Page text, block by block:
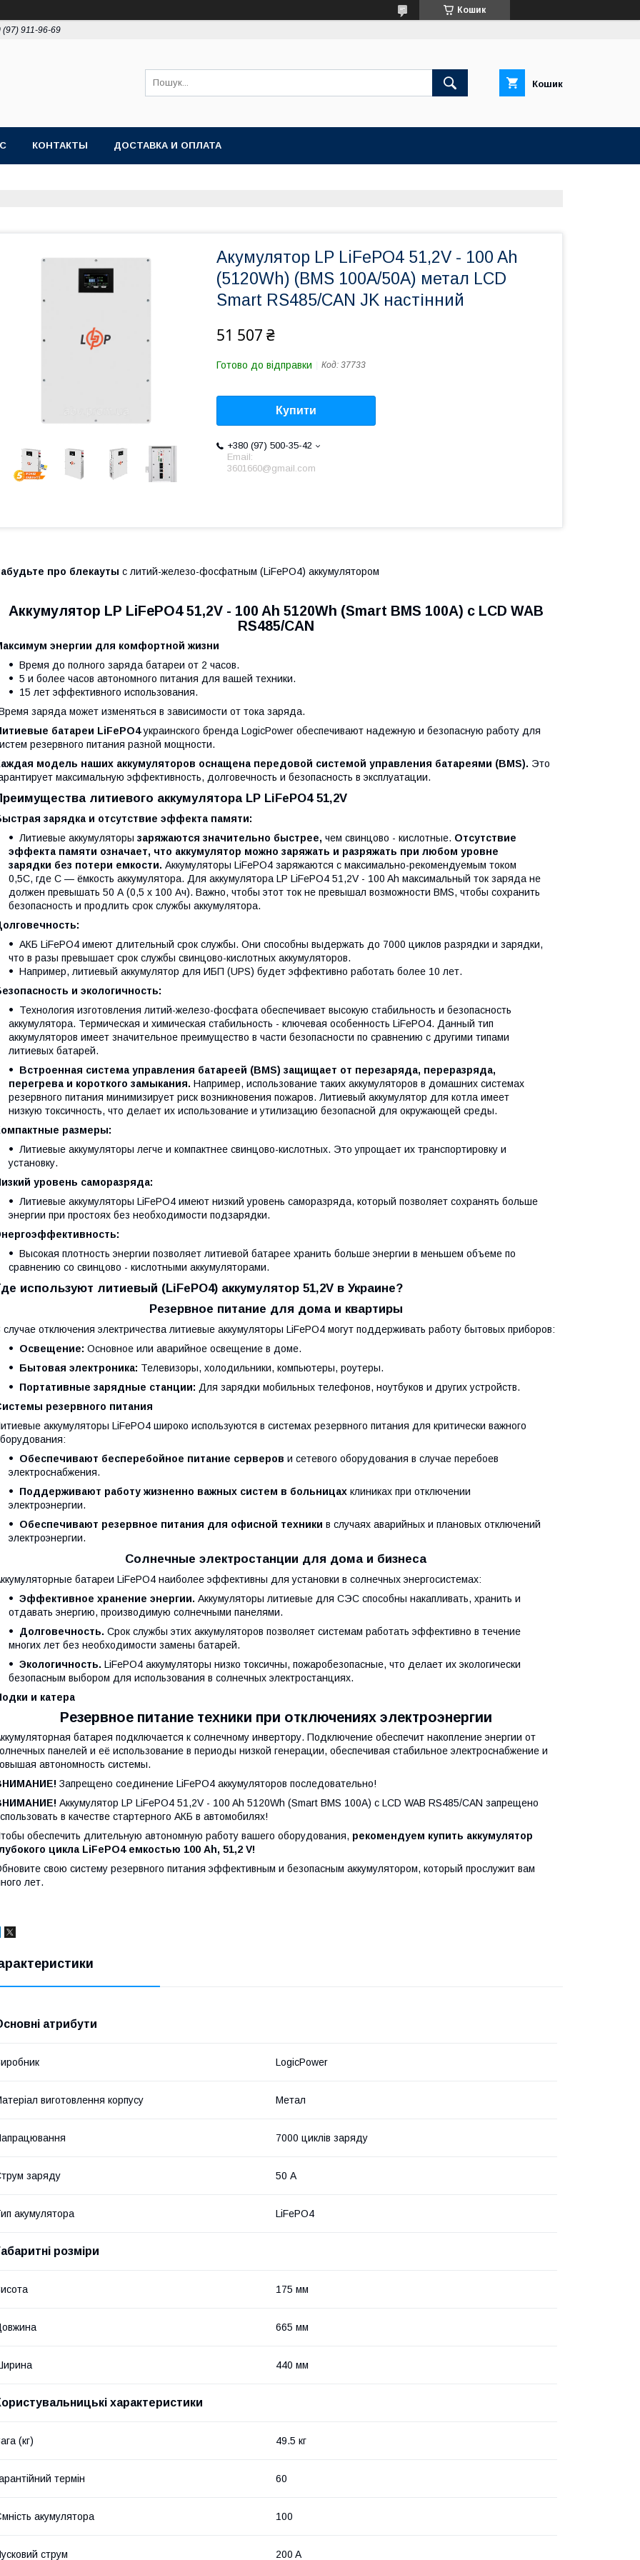
Кошик
(97) 911-96-69
Кошик
КОНТАКТЫ ДОСТАВКА И ОПЛАТА
Акумулятор LP LiFePO4 51,2V - 100 Ah
(5120Wh) (BMS 100A/50А) метал LCD
Smart RS485/CAN JK настінний
51 507 ₴
Готово до відправки Код: 37733
Купити
+380 (97) 500-35-42
Email:
3601660@gmail.com
про блекауты с литий-железо-фосфатным (LiFePO4) аккумулятором
Аккумулятор LP LiFePO4 51,2V - 100 Ah 5120Wh (Smart BMS 100A) с LCD WAB
RS485/CAN
энергии для комфортной жизни
Время до полного заряда батареи от 2 часов.
5 и более часов автономного питания для вашей техники.
15 лет эффективного использования.
заряда может изменяться в зависимости от тока заряда.
батареи LiFePO4украинского бренда LogicPower обеспечивают надежную и безопасную работу для
резервного питания разной мощности.
модель наших аккумуляторов оснащена передовой системой управления батареями (BMS). Это
максимальную эффективность, долговечность и безопасность в эксплуатации.
литиевого аккумулятора LP LiFePO4 51,2V
зарядка и отсутствие эффекта памяти:
Литиевые аккумуляторы заряжаются значительно быстрее, чем свинцово - кислотные. Отсутствие
эффекта памяти означает, что аккумулятор можно заряжать и разряжать при любом уровне
зарядки без потери емкости. Аккумуляторы LiFePO4 заряжаются с максимально-рекомендуемым током
0,5С, где С — ёмкость аккумулятора. Для аккумулятора LP LiFePO4 51,2V - 100 Ah максимальный ток заряда не
должен превышать 50 А (0,5 x 100 Ач). Важно, чтобы этот ток не превышал возможности BMS, чтобы сохранить
безопасность и продлить срок службы аккумулятора.
АКБ LiFePO4 имеют длительный срок службы. Они способны выдержать до 7000 циклов разрядки и зарядки,
что в разы превышает срок службы свинцово-кислотных аккумуляторов.
Например, литиевый аккумулятор для ИБП (UPS) будет эффективно работать более 10 лет.
и экологичность:
Технология изготовления литий-железо-фосфата обеспечивает высокую стабильность и безопасность
аккумулятора. Термическая и химическая стабильность - ключевая особенность LiFePO4. Данный тип
аккумуляторов имеет значительное преимущество в части безопасности по сравнению с другими типами
литиевых батарей.
Встроенная система управления батареей (BMS) защищает от перезаряда, переразряда,
перегрева и короткого замыкания. Например, использование таких аккумуляторов в домашних системах
резервного питания минимизирует риск возникновения пожаров. Литиевый аккумулятор для котла имеет
низкую токсичность, что делает их использование и утилизацию безопасной для окружающей среды.
размеры:
Литиевые аккумуляторы легче и компактнее свинцово-кислотных. Это упрощает их транспортировку и
установку.
уровень саморазряда:
Литиевые аккумуляторы LiFePO4 имеют низкий уровень саморазряда, который позволяет сохранять больше
энергии при простоях без необходимости подзарядки.
Высокая плотность энергии позволяет литиевой батарее хранить больше энергии в меньшем объеме по
сравнению со свинцово - кислотными аккумуляторами.
используют литиевый (LiFePO4) аккумулятор 51,2V в Украине?
Резервное питание для дома и квартиры
случае отключения электричества литиевые аккумуляторы LiFePO4 могут поддерживать работу бытовых приборов:
Освещение: Основное или аварийное освещение в доме.
Бытовая электроника: Телевизоры, холодильники, компьютеры, роутеры.
Портативные зарядные станции: Для зарядки мобильных телефонов, ноутбуков и других устройств.
резервного питания
аккумуляторы LiFePO4 широко используются в системах резервного питания для критически важного
Обеспечивают бесперебойное питание серверов и сетевого оборудования в случае перебоев
электроснабжения.
Поддерживают работу жизненно важных систем в больницах клиниках при отключении
электроэнергии.
Обеспечивают резервное питания для офисной техники в случаях аварийных и плановых отключений
электроэнергии.
Солнечные электростанции для дома и бизнеса
батареи LiFePO4 наиболее эффективны для установки в солнечных энергосистемах:
Эффективное хранение энергии. Аккумуляторы литиевые для СЭС способны накапливать, хранить и
отдавать энергию, производимую солнечными панелями.
Долговечность. Срок службы этих аккумуляторов позволяет системам работать эффективно в течение
многих лет без необходимости замены батарей.
Экологичность. LiFePO4 аккумуляторы низко токсичны, пожаробезопасные, что делает их экологически
безопасным выбором для использования в солнечных электростанциях.
и катера
Резервное питание техники при отключениях электроэнергии
батарея подключается к солнечному инвертору. Подключение обеспечит накопление энергии от
панелей и её использование в периоды низкой генерации, обеспечивая стабильное электроснабжение и
автономность системы.
Запрещено соединение LiFePO4 аккумуляторов последовательно!
Аккумулятор LP LiFePO4 51,2V - 100 Ah 5120Wh (Smart BMS 100A) с LCD WAB RS485/CAN запрещено
в качестве стартерного АКБ в автомобилях!
обеспечить длительную автономную работу вашего оборудования, рекомендуем купить аккумулятор
цикла LiFePO4 емкостью 100 Ah, 51,2 V!
свою систему резервного питания эффективным и безопасным аккумулятором, который прослужит вам
лет.
атрибути
LogicPower
виготовлення корпусу Метал
7000 циклів заряду
заряду 50 А
акумулятора LiFePO4
розміри
175 мм
665 мм
440 мм
характеристики
(кг) 49.5 кг
термін 60
акумулятора 100
струм 200 A